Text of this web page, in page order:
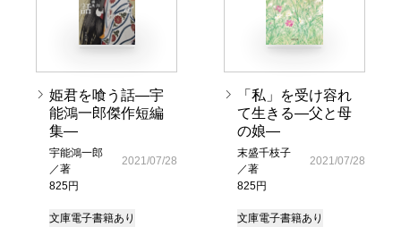
姫君を喰う話―宇
能鴻一郎傑作短編
集―
宇能鴻一郎
／著
825円
2021/07/28
文庫電子書籍あり
「私」を受け容れ
て生きる―父と母
の娘―
末盛千枝子
／著
825円
2021/07/28
文庫電子書籍あり